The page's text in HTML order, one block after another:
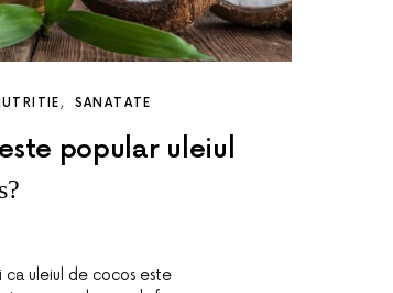
SANATATE
popular uleiul
ca uleiul de cocos este